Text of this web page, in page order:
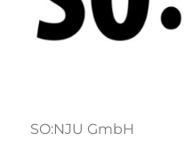
SO:NJU GmbH